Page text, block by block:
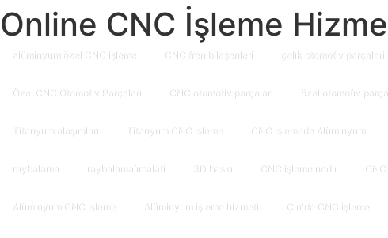
Online CNC İşleme
alüminyum özel CNC işleme CNC fren bileşenleri çeli̇k otomoti̇v parçalari
Özel CNC Otomotiv Parçaları CNC otomotiv parçaları özel otomoti̇v
Titanyum alaşımları Titanyum CNC İşleme CNC İşlemede Alüminyum
raybalama raybalama i̇malati 3D baskı CNC işleme nedir
Alüminyum CNC İşleme Alüminyum işleme hizmeti Çin'de CNC işleme